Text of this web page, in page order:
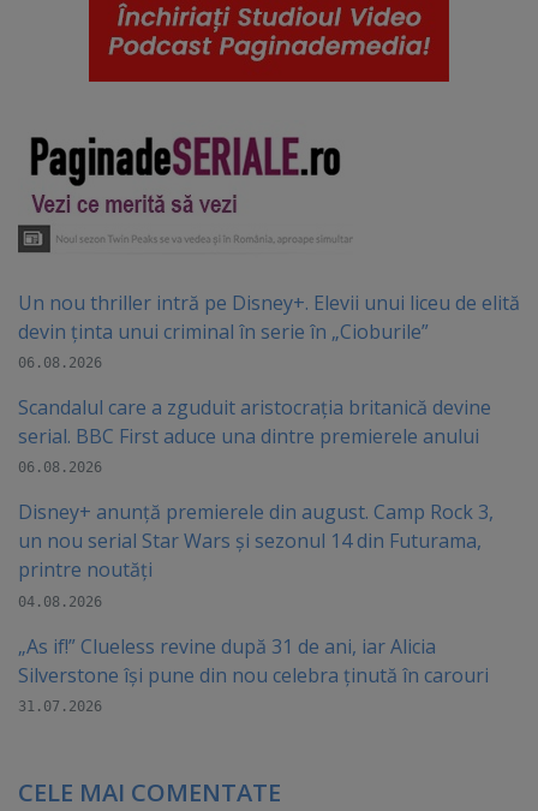
Un nou thriller intră pe Disney+. Elevii unui liceu de elită
devin ținta unui criminal în serie în „Cioburile”
06.08.2026
Scandalul care a zguduit aristocrația britanică devine
serial. BBC First aduce una dintre premierele anului
06.08.2026
Disney+ anunță premierele din august. Camp Rock 3,
un nou serial Star Wars și sezonul 14 din Futurama,
printre noutăți
04.08.2026
„As if!” Clueless revine după 31 de ani, iar Alicia
Silverstone își pune din nou celebra ținută în carouri
31.07.2026
CELE MAI COMENTATE